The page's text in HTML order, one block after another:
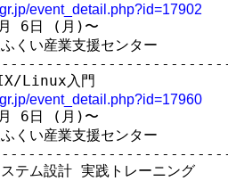
event_detail.php?id=17902
6日 (月)〜
くい産業支援センター
Linux入門
event_detail.php?id=17960
6日 (月)〜
くい産業支援センター
テム設計 実践トレーニング